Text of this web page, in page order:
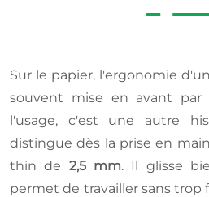
Sur le papier, l'ergonomie
souvent mise en avant par
l'usage, c'est une autre
distingue dès la prise en
thin de 2,5 mm. Il glisse
permet de travailler sans trop